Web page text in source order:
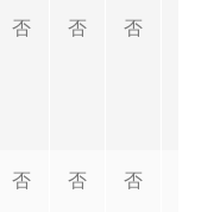
否 否 否
否 否 否